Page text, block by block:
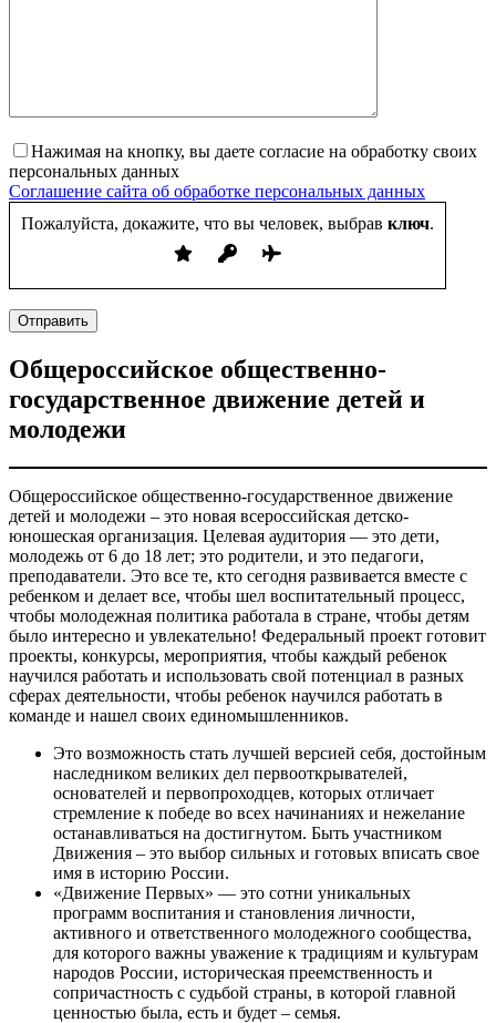
Нажимая на кнопку, вы даете согласие на обработку своих
персональных данных
Соглашение сайта об обработке персональных данных
Пожалуйста, докажите, что вы человек, выбрав ключ.
Отправить
Общероссийское общественно-
государственное движение детей и
молодежи
Общероссийское общественно-государственное движение
детей и молодежи – это новая всероссийская детско-
юношеская организация. Целевая аудитория — это дети,
молодежь от 6 до 18 лет; это родители, и это педагоги,
преподаватели. Это все те, кто сегодня развивается вместе с
ребенком и делает все, чтобы шел воспитательный процесс,
чтобы молодежная политика работала в стране, чтобы детям
было интересно и увлекательно! Федеральный проект готовит
проекты, конкурсы, мероприятия, чтобы каждый ребенок
научился работать и использовать свой потенциал в разных
сферах деятельности, чтобы ребенок научился работать в
команде и нашел своих единомышленников.
Это возможность стать лучшей версией себя, достойным
наследником великих дел первооткрывателей,
основателей и первопроходцев, которых отличает
стремление к победе во всех начинаниях и нежелание
останавливаться на достигнутом. Быть участником
Движения – это выбор сильных и готовых вписать свое
имя в историю России.
«Движение Первых» — это сотни уникальных
программ воспитания и становления личности,
активного и ответственного молодежного сообщества,
для которого важны уважение к традициям и культурам
народов России, историческая преемственность и
сопричастность с судьбой страны, в которой главной
ценностью была, есть и будет – семья.